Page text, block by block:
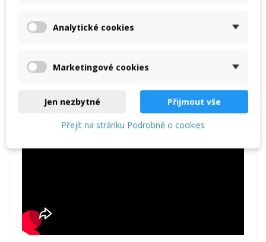
Analytické cookies
Marketingové cookies
Jen nezbytné Přijmout vše
Přejít na stránku Podrobně o cookies